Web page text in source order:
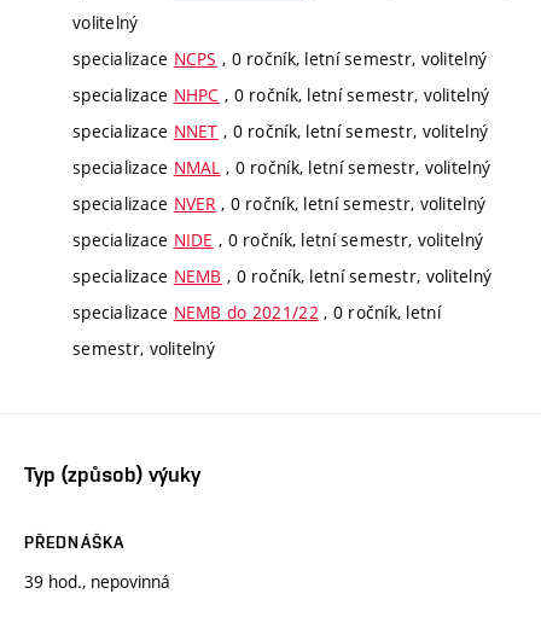
volitelný
specializace NCPS , 0 ročník, letní semestr, volitelný
specializace NHPC , 0 ročník, letní semestr, volitelný
specializace NNET , 0 ročník, letní semestr, volitelný
specializace NMAL , 0 ročník, letní semestr, volitelný
specializace NVER , 0 ročník, letní semestr, volitelný
specializace NIDE , 0 ročník, letní semestr, volitelný
specializace NEMB , 0 ročník, letní semestr, volitelný
specializace NEMB do 2021/22, 0 ročník, letní
semestr, volitelný
Typ (způsob) výuky
PŘEDNÁŠKA
39 hod., nepovinná